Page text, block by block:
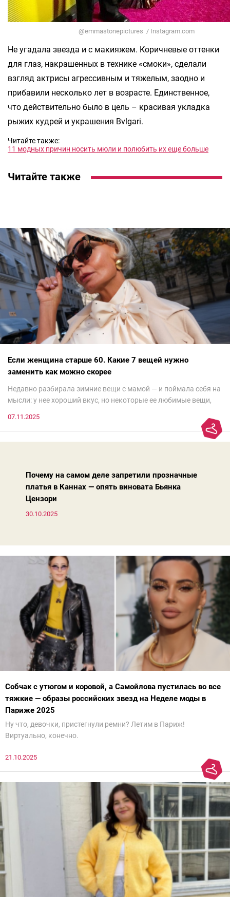
@emmastonepictures / Instagram.com
Не угадала звезда и с макияжем. Коричневые оттенки
для глаз, накрашенных в технике «смоки», сделали
взгляд актрисы агрессивным и тяжелым, заодно и
прибавили несколько лет в возрасте. Единственное,
что действительно было в цель – красивая укладка
рыжих кудрей и украшения Bvlgari.
Читайте также:
11 модных причин носить мюли и полюбить их еще больше
Читайте также
Если женщина старше 60. Какие 7 вещей нужно
заменить как можно скорее
Недавно разбирала зимние вещи с мамой — и поймала себя на
мысли: у нее хороший вкус, но некоторые ее любимые вещи,
моды. Вовсе нет.Проблема в том, что сама мода сделала шаг
07.11.2025
Почему на самом деле запретили прозначные
платья в Каннах — опять виновата Бьянка
Цензори
30.10.2025
Собчак с утюгом и коровой, а Самойлова пустилась во все
тяжкие — образы российских звезд на Неделе моды в
Париже 2025
Ну что, девочки, пристегнули ремни? Летим в Париж!
Виртуально, конечно.
21.10.2025